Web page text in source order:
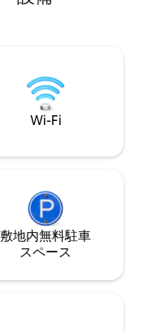
ス
ジーがあります。
ッキを囲み、自然
楽しむことができ
Wi-Fi
敷地内無料駐⁠車
ス⁠ペ⁠ー⁠ス